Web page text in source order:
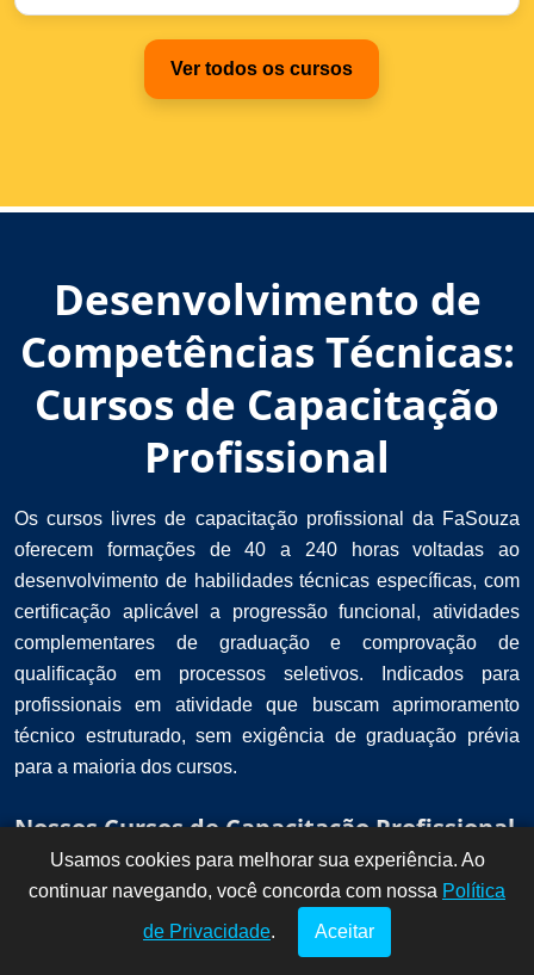
Ver todos os cursos
Desenvolvimento de
Competências Técnicas:
Cursos de Capacitação
Profissional
Os cursos livres de capacitação profissional da FaSouza
oferecem formações de 40 a 240 horas voltadas ao
desenvolvimento de habilidades técnicas específicas, com
certificação aplicável a progressão funcional, atividades
complementares de graduação e comprovação de
qualificação em processos seletivos. Indicados para
profissionais em atividade que buscam aprimoramento
técnico estruturado, sem exigência de graduação prévia
para a maioria dos cursos.
Nossos Cursos de Capacitação Profissional
!
Dúvidas? Fale
conosco por
aqui!
Usamos cookies para melhorar sua experiência. Ao
continuar navegando, você concorda com nossa Política
de Privacidade. Aceitar